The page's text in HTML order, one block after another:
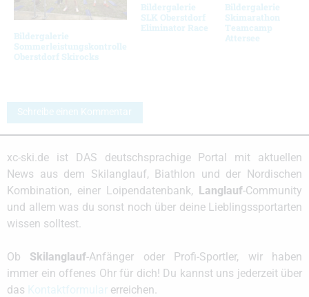
Bildergalerie
Sommerleistungskontrolle
Oberstdorf Skirocks
Bildergalerie
SLK Oberstdorf
Eliminator Race
Bildergalerie
Skimarathon
Teamcamp
Attersee
Schreibe einen Kommentar
xc-ski.de ist DAS deutschsprachige Portal mit aktuellen
News aus dem Skilanglauf, Biathlon und der Nordischen
Kombination, einer Loipendatenbank, Langlauf-Community
und allem was du sonst noch über deine Lieblingssportarten
wissen solltest.
Ob Skilanglauf-Anfänger oder Profi-Sportler, wir haben
immer ein offenes Ohr für dich! Du kannst uns jederzeit über
das
erreichen.